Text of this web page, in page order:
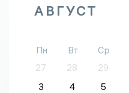
АВГУСТ
Пн Вт Ср
27
28 29
3
4 5